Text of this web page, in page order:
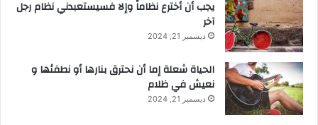
يجب أن أخترع نظاماً وإلا فسيستعبدني نظام رجل
آخر
ديسمبر 21, 2024
الحياة شعلة إما أن نحترق بنارها أو نطفئها و
نعيش في ظلام
ديسمبر 21, 2024